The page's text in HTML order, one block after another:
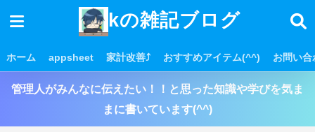
kの雑記ブログ
ホーム appsheet 家計改善⤴ おすすめアイテム(^^) お問い合
管理人がみんなに伝えたい！！と思った知識や学びを気ま
まに書いています(^^)